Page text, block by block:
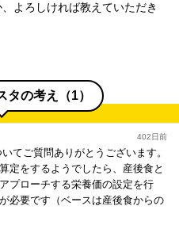
よろしければ教えていただき
タの考え（1）
402日前
てご質問ありがとうございます。
定をするようでしたら、産後食と
プローチする栄養価の設定を行
必要です（ベースは産後食からの